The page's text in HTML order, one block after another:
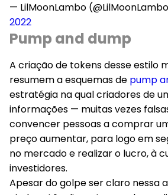
— LilMoonLambo
2022
Pump and dump
A criação de tokens desse estilo
resumem a esquemas de pump
estratégia na qual criadores de
informações — muitas vezes
convencer pessoas a comprar
preço aumentar, para logo em
no mercado e realizar o lucro, à
investidores.
Apesar do golpe ser claro nessa